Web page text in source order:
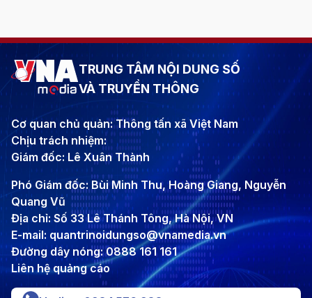
TRUNG TÂM NỘI DUNG SỐ
VÀ TRUYỀN THÔNG
Cơ quan chủ quản: Thông tấn xã Việt Nam
Chịu trách nhiệm:
Giám đốc: Lê Xuân Thành
Phó Giám đốc: Bùi Minh Thu, Hoàng Giang, Nguyễn
Quang Vũ
Địa chỉ: Số 33 Lê Thánh Tông, Hà Nội, VN
E-mail: quantrinoidungso@vnamedia.vn
Đường dây nóng: 0888 161 161
Liên hệ quảng cáo